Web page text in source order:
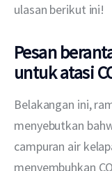
ulasan berikut ini!
Pesan
untuk atasi
Belakangan ini,
menyebutkan
campuran air
menyembuhkan